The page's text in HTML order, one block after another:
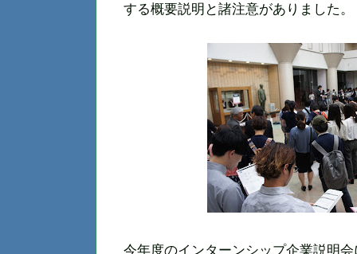
する概要説明と諸注意がありました。
今年度のインターンシップ企業説明